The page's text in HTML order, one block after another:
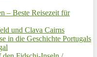
– Beste Reisezeit für
und Clava Cairns
in die Geschichte Portugals